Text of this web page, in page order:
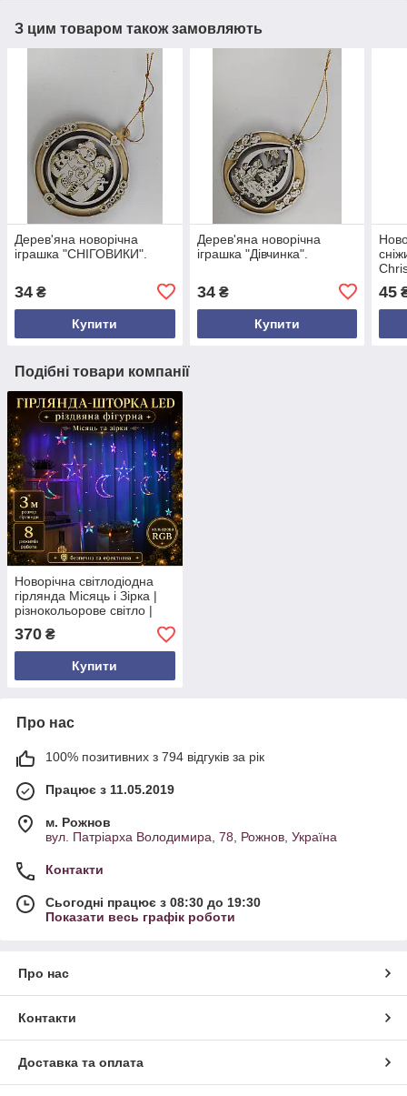
З цим товаром також замовляють
Дерев'яна новорічна
іграшка "СНІГОВИКИ".
34 ₴
Купити
Дерев'яна новорічна
іграшка "Дівчинка".
34₴
Купити
45
Подібні товари компанії
Новорічна світлодіодна
гірлянда Місяць і Зірка |
різнокольорове світло |
для балкона, вікна, кафе,
альтанки, магазину | 220В,
3 м
370 ₴
Купити
Про нас
100% позитивних з 794 відгуків за рік
Працює з 11.05.2019
м. Рожнов
вул. Патріарха Володимира, 78, Рожнов, Україна
Контакти
Сьогодні працює з 08:30 до 19:30
Показати весь графік роботи
Про нас
Контакти
Доставка та оплата